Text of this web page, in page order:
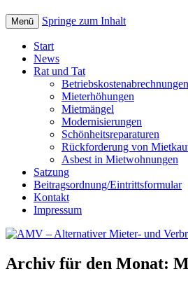
Menü Springe zum Inhalt
Start
News
Rat und Tat
Betriebskostenabrechnungen
Mieterhöhungen
Mietmängel
Modernisierungen
Schönheitsreparaturen
Rückforderung von
Asbest in Mietwohnungen
Satzung
Beitragsordnung/Eintrittsformular
Kontakt
Impressum
Archiv für den Monat: